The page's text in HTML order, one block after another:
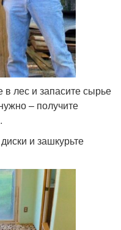
в лес и запасите сырье
– получите
и зашкурьте